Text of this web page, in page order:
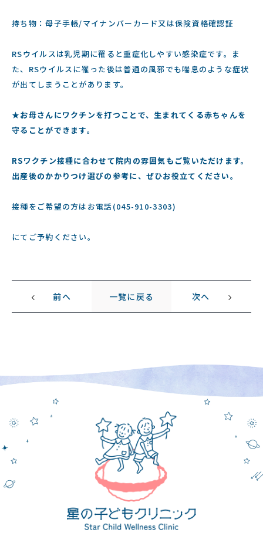
持ち物：母子手帳/マイナンバーカード又は保険資格確認証
RSウイルスは乳児期に罹ると重症化しやすい感染症です。ま
た、RSウイルスに罹った後は普通の風邪でも喘息のような症状
が出てしまうことがあります。
★お母さんにワクチンを打つことで、生まれてくる赤ちゃんを
守ることができます。
RSワクチン接種に合わせて院内の雰囲気もご覧いただけます。
出産後のかかりつけ選びの参考に、ぜひお役立てください。
接種をご希望の方はお電話(045-910-3303)
にてご予約ください。
前へ 一覧に戻る 次へ